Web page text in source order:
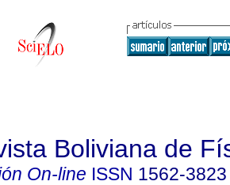
Boliviana de
On-line ISSN 1562-3823